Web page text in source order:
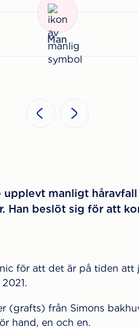
Man
upplevt manligt
Han beslöt sig för att
för att det är på tiden att
(grafts) från Simons
hand, en och en.